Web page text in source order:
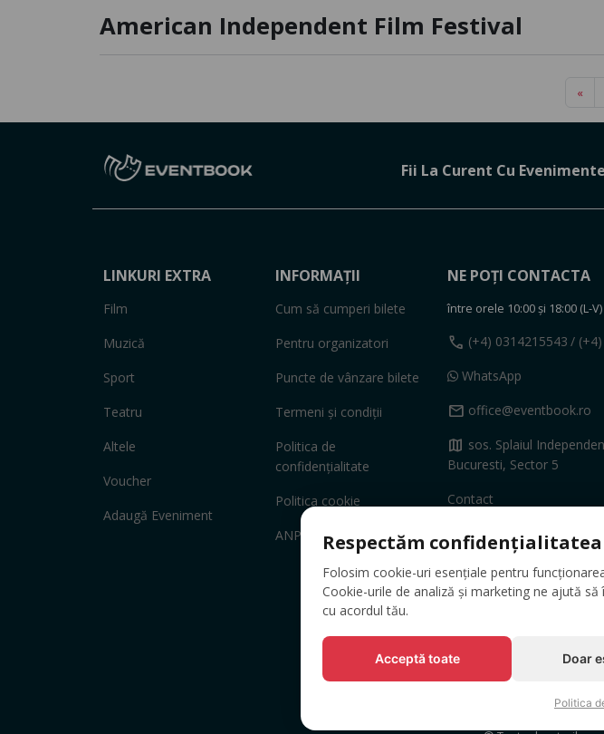
American Independent Film Festival
«
Fii La Curent Cu
LINKURI EXTRA
Film
Muzică
Sport
Teatru
Altele
Voucher
Adaugă Eveniment
INFORMAȚII
Cum să cumperi bilete
Pentru organizatori
Puncte de vânzare bilete
Termeni și condiții
Politica de
confidențialitate
Politica cookie
ANPC
NE POȚI CONTACTA
între orele 10:00 și 18:00 (L-V)
call (+4) 0314215543 /
WhatsApp
mail office@eventbook.ro
map sos. Splaiul
Bucuresti, Sector 5
Contact
Respectăm
Folosim cookie-uri esențiale pentru
Cookie-urile de analiză și marketing ne ajută
cu acordul tău.
Acceptă toate Doar
Politica